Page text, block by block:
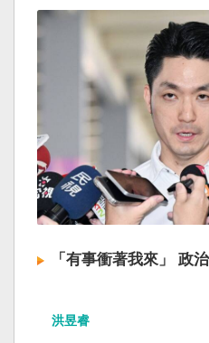
「有事衝著我來」 政
洪昱睿